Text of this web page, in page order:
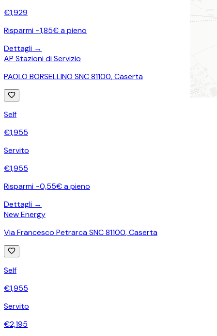
€1,929
Risparmi ~1,85€ a pieno
Dettagli →
AP Stazioni di Servizio
PAOLO BORSELLINO SNC 81100,Caserta
Self
€1,955
Servito
€1,955
Risparmi ~0,55€ a pieno
Dettagli →
New Energy
Via Francesco Petrarca SNC 81100,Caserta
Self
€1,955
Servito
€2,195